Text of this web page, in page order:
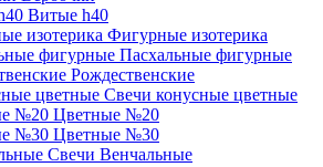
Витые h40
Фигурные изотерика
Пасхальные фигурные
Рождественские
Свечи конусные цветные
Цветные №20
Цветные №30
Свечи Венчальные